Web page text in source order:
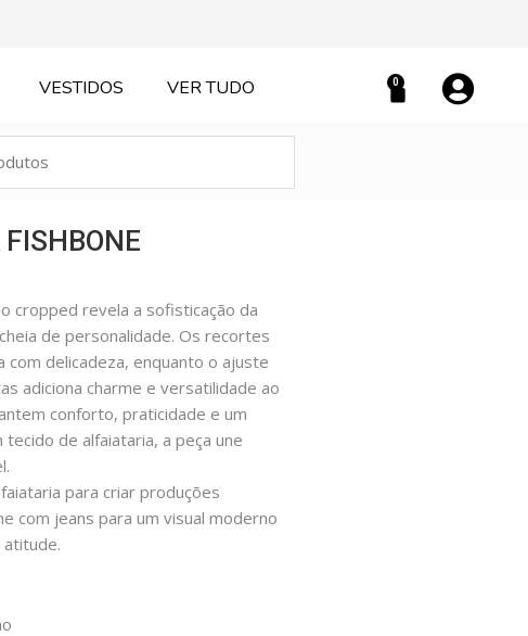
VESTIDOS VER TUDO 0
Carrinho
cropped revela a sofisticação da
de personalidade. Os recortes
delicadeza, enquanto o ajuste
adiciona charme e versatilidade ao
conforto, praticidade e um
de alfaiataria, a peça une
para criar produções
com jeans para um visual moderno
atitude.